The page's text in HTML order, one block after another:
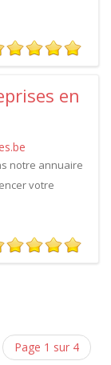
en
notre annuaire
votre
Page 1 sur 4